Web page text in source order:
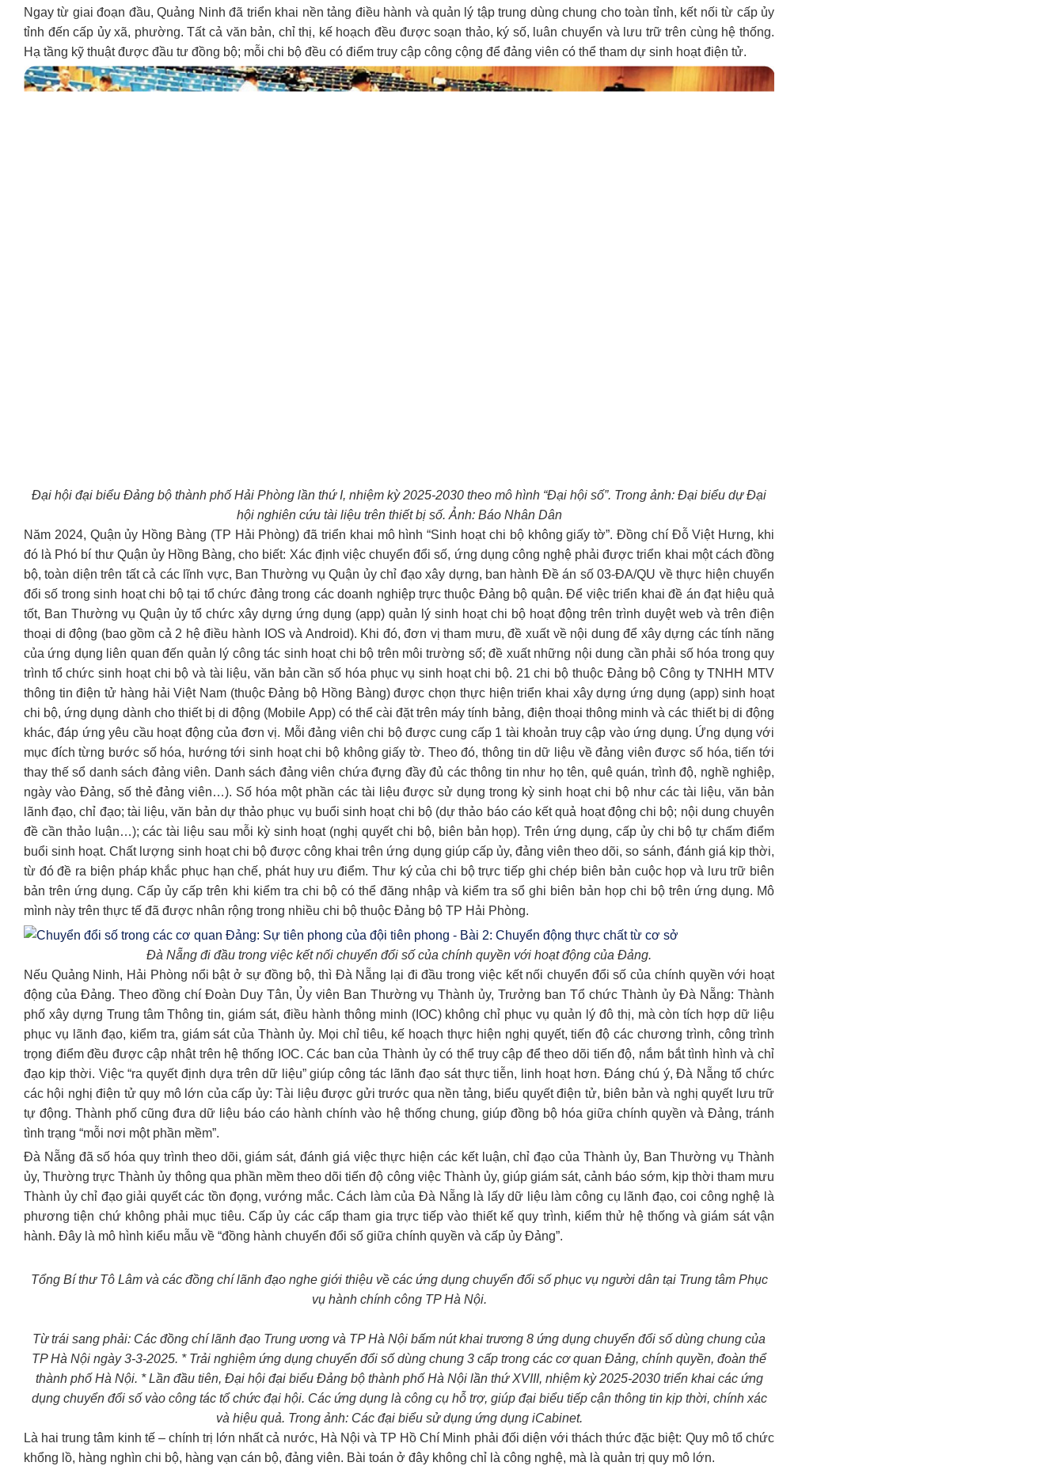
Ngay từ giai đoạn đầu, Quảng Ninh đã triển khai nền tảng điều hành và quản lý tập trung dùng chung cho toàn tỉnh, kết nối từ cấp ủy
tỉnh đến cấp ủy xã, phường. Tất cả văn bản, chỉ thị, kế hoạch đều được soạn thảo, ký số, luân chuyển và lưu trữ trên cùng hệ thống.
Hạ tầng kỹ thuật được đầu tư đồng bộ; mỗi chi bộ đều có điểm truy cập công cộng để đảng viên có thể tham dự sinh hoạt điện tử.
Đại hội đại biểu Đảng bộ thành phố Hải Phòng lần thứ I, nhiệm kỳ 2025-2030 theo mô hình “Đại hội số”. Trong ảnh: Đại biểu dự Đại
hội nghiên cứu tài liệu trên thiết bị số. Ảnh: Báo Nhân Dân
Năm 2024, Quận ủy Hồng Bàng (TP Hải Phòng) đã triển khai mô hình “Sinh hoạt chi bộ không giấy tờ”. Đồng chí Đỗ Việt Hưng, khi
đó là Phó bí thư Quận ủy Hồng Bàng, cho biết: Xác định việc chuyển đổi số, ứng dụng công nghệ phải được triển khai một cách đồng
bộ, toàn diện trên tất cả các lĩnh vực, Ban Thường vụ Quận ủy chỉ đạo xây dựng, ban hành Đề án số 03-ĐA/QU về thực hiện chuyển
đổi số trong sinh hoạt chi bộ tại tổ chức đảng trong các doanh nghiệp trực thuộc Đảng bộ quận. Để việc triển khai đề án đạt hiệu quả
tốt, Ban Thường vụ Quận ủy tổ chức xây dựng ứng dụng (app) quản lý sinh hoạt chi bộ hoạt động trên trình duyệt web và trên điện
thoại di động (bao gồm cả 2 hệ điều hành IOS và Android). Khi đó, đơn vị tham mưu, đề xuất về nội dung để xây dựng các tính năng
của ứng dụng liên quan đến quản lý công tác sinh hoạt chi bộ trên môi trường số; đề xuất những nội dung cần phải số hóa trong quy
trình tổ chức sinh hoạt chi bộ và tài liệu, văn bản cần số hóa phục vụ sinh hoạt chi bộ. 21 chi bộ thuộc Đảng bộ Công ty TNHH MTV
thông tin điện tử hàng hải Việt Nam (thuộc Đảng bộ Hồng Bàng) được chọn thực hiện triển khai xây dựng ứng dụng (app) sinh hoạt
chi bộ, ứng dụng dành cho thiết bị di động (Mobile App) có thể cài đặt trên máy tính bảng, điện thoại thông minh và các thiết bị di động
khác, đáp ứng yêu cầu hoạt động của đơn vị. Mỗi đảng viên chi bộ được cung cấp 1 tài khoản truy cập vào ứng dụng. Ứng dụng với
mục đích từng bước số hóa, hướng tới sinh hoạt chi bộ không giấy tờ. Theo đó, thông tin dữ liệu về đảng viên được số hóa, tiến tới
thay thế sổ danh sách đảng viên. Danh sách đảng viên chứa đựng đầy đủ các thông tin như họ tên, quê quán, trình độ, nghề nghiệp,
ngày vào Đảng, số thẻ đảng viên…). Số hóa một phần các tài liệu được sử dụng trong kỳ sinh hoạt chi bộ như các tài liệu, văn bản
lãnh đạo, chỉ đạo; tài liệu, văn bản dự thảo phục vụ buổi sinh hoạt chi bộ (dự thảo báo cáo kết quả hoạt động chi bộ; nội dung chuyên
đề cần thảo luận…); các tài liệu sau mỗi kỳ sinh hoạt (nghị quyết chi bộ, biên bản họp). Trên ứng dụng, cấp ủy chi bộ tự chấm điểm
buổi sinh hoạt. Chất lượng sinh hoạt chi bộ được công khai trên ứng dụng giúp cấp ủy, đảng viên theo dõi, so sánh, đánh giá kịp thời,
từ đó đề ra biện pháp khắc phục hạn chế, phát huy ưu điểm. Thư ký của chi bộ trực tiếp ghi chép biên bản cuộc họp và lưu trữ biên
bản trên ứng dụng. Cấp ủy cấp trên khi kiểm tra chi bộ có thể đăng nhập và kiểm tra sổ ghi biên bản họp chi bộ trên ứng dụng. Mô
mình này trên thực tế đã được nhân rộng trong nhiều chi bộ thuộc Đảng bộ TP Hải Phòng.
Đà Nẵng đi đầu trong việc kết nối chuyển đổi số của chính quyền với hoạt động của Đảng.
Nếu Quảng Ninh, Hải Phòng nổi bật ở sự đồng bộ, thì Đà Nẵng lại đi đầu trong việc kết nối chuyển đổi số của chính quyền với hoạt
động của Đảng. Theo đồng chí Đoàn Duy Tân, Ủy viên Ban Thường vụ Thành ủy, Trưởng ban Tổ chức Thành ủy Đà Nẵng: Thành
phố xây dựng Trung tâm Thông tin, giám sát, điều hành thông minh (IOC) không chỉ phục vụ quản lý đô thị, mà còn tích hợp dữ liệu
phục vụ lãnh đạo, kiểm tra, giám sát của Thành ủy. Mọi chỉ tiêu, kế hoạch thực hiện nghị quyết, tiến độ các chương trình, công trình
trọng điểm đều được cập nhật trên hệ thống IOC. Các ban của Thành ủy có thể truy cập để theo dõi tiến độ, nắm bắt tình hình và chỉ
đạo kịp thời. Việc “ra quyết định dựa trên dữ liệu” giúp công tác lãnh đạo sát thực tiễn, linh hoạt hơn. Đáng chú ý, Đà Nẵng tổ chức
các hội nghị điện tử quy mô lớn của cấp ủy: Tài liệu được gửi trước qua nền tảng, biểu quyết điện tử, biên bản và nghị quyết lưu trữ
tự động. Thành phố cũng đưa dữ liệu báo cáo hành chính vào hệ thống chung, giúp đồng bộ hóa giữa chính quyền và Đảng, tránh
tình trạng “mỗi nơi một phần mềm”.
Đà Nẵng đã số hóa quy trình theo dõi, giám sát, đánh giá việc thực hiện các kết luận, chỉ đạo của Thành ủy, Ban Thường vụ Thành
ủy, Thường trực Thành ủy thông qua phần mềm theo dõi tiến độ công việc Thành ủy, giúp giám sát, cảnh báo sớm, kịp thời tham mưu
Thành ủy chỉ đạo giải quyết các tồn đọng, vướng mắc. Cách làm của Đà Nẵng là lấy dữ liệu làm công cụ lãnh đạo, coi công nghệ là
phương tiện chứ không phải mục tiêu. Cấp ủy các cấp tham gia trực tiếp vào thiết kế quy trình, kiểm thử hệ thống và giám sát vận
hành. Đây là mô hình kiểu mẫu về “đồng hành chuyển đổi số giữa chính quyền và cấp ủy Đảng”.
Tổng Bí thư Tô Lâm và các đồng chí lãnh đạo nghe giới thiệu về các ứng dụng chuyển đổi số phục vụ người dân tại Trung tâm Phục
vụ hành chính công TP Hà Nội.
Từ trái sang phải: Các đồng chí lãnh đạo Trung ương và TP Hà Nội bấm nút khai trương 8 ứng dụng chuyển đổi số dùng chung của
TP Hà Nội ngày 3-3-2025. * Trải nghiệm ứng dụng chuyển đổi số dùng chung 3 cấp trong các cơ quan Đảng, chính quyền, đoàn thể
thành phố Hà Nội. * Lần đầu tiên, Đại hội đại biểu Đảng bộ thành phố Hà Nội lần thứ XVIII, nhiệm kỳ 2025-2030 triển khai các ứng
dụng chuyển đổi số vào công tác tổ chức đại hội. Các ứng dụng là công cụ hỗ trợ, giúp đại biểu tiếp cận thông tin kịp thời, chính xác
và hiệu quả. Trong ảnh: Các đại biểu sử dụng ứng dụng iCabinet.
Là hai trung tâm kinh tế – chính trị lớn nhất cả nước, Hà Nội và TP Hồ Chí Minh phải đối diện với thách thức đặc biệt: Quy mô tổ chức
khổng lồ, hàng nghìn chi bộ, hàng vạn cán bộ, đảng viên. Bài toán ở đây không chỉ là công nghệ, mà là quản trị quy mô lớn.